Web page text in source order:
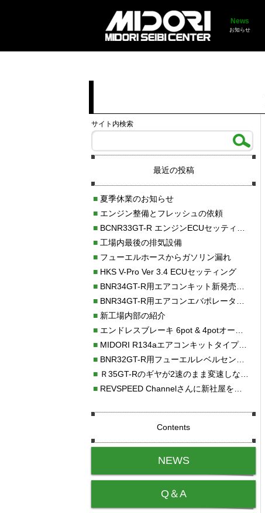
News
お知らせ
サイト内検索
最近の投稿
■夏季休業のお知らせ
■エンジン整備とフレッシュの依頼
■BCNR33GT-R エンジンECUセッティング調整
■工場内最後の排気設備
■フューエルホースからガソリン漏れ
■HKS V-Pro Ver 3.4 ECUセッティング
■BNR34GT-R用エアコンキット新発売！！
■BNR34GT-R用エアコンエバポレーターを新発売！！
■新工場内部の紹介
■エンドレスブレーキ 6pot & 4potオーバーホール
■MIDORI R134aエアコンキットタイプⅡ取り付け
■BNR32GT-R用フューエルレベルセンサー新発売！！
■Ｒ35GT-Rのギヤが2速のまま変速しない！！
■REVSPEED Channelさんに新社屋を紹介していただきました!!
Contents
NEWS
Q＆A